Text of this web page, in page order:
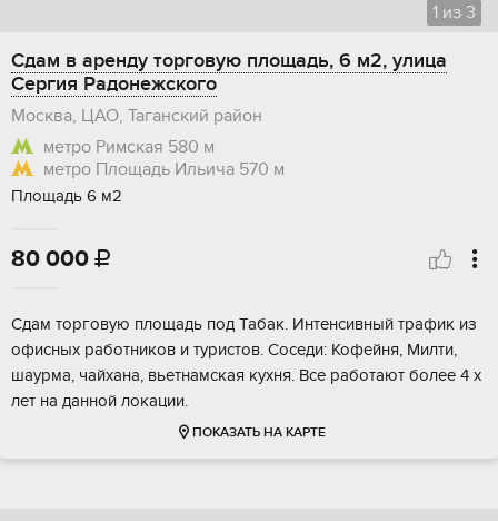
1 из 3
Сдам в аренду торговую площадь, 6 м2, улица
Сергия Радонежского
Москва, ЦАО, Таганский район
метро Римская 580 м
метро Площадь Ильича 570 м
Площадь 6 м2
80 000 
Сдам торговую площадь под Табак. Интенсивный трафик из
офисных работников и туристов. Соседи: Кофейня, Милти,
шаурма, чайхана, вьетнамская кухня. Все работают более 4 х
лет на данной локации.
ПОКАЗАТЬ НА КАРТЕ